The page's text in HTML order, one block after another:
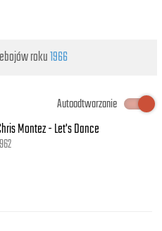
roku1966
Autoodtwarzanie
Montez - Let's Dance